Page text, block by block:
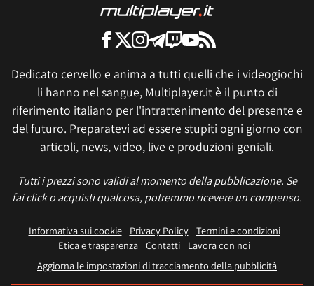
Dedicato cervello e anima a tutti quelli che i videogiochi
li hanno nel sangue, Multiplayer.it è il punto di
riferimento italiano per l'intrattenimento del presente e
del futuro. Preparatevi ad essere stupiti ogni giorno con
articoli, news, video, live e produzioni geniali.
Tutti i prezzi sono validi al momento della pubblicazione. Se
fai click o acquisti qualcosa, potremmo ricevere un compenso.
Informativa sui cookie Privacy Policy
Termini e condizioni
Etica e trasparenza Contatti
Lavora con noi
Aggiorna le impostazioni di tracciamento della pubblicità